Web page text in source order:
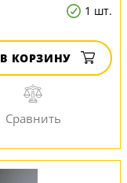
1 шт.
В КОРЗИНУ